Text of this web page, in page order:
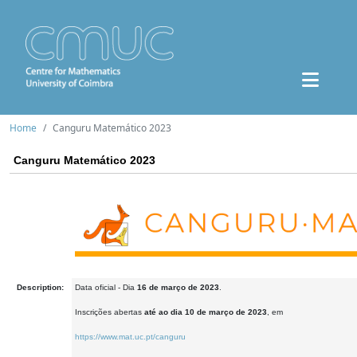
Home Canguru Matemático 2023
Canguru Matemático 2023
Description: Data oficial - Dia 16 de março de 2023
Inscrições abertas até ao dia 10 de março de 2023 , em
https://www.mat.uc.pt/canguru